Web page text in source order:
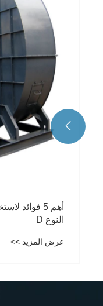
كيف تختار
على إصلاح صداع
عرض المزيد >>
